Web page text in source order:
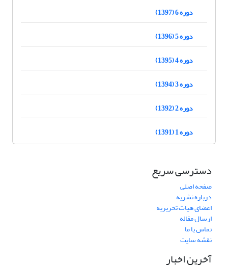
دوره 6 (1397)
دوره 5 (1396)
دوره 4 (1395)
دوره 3 (1394)
دوره 2 (1392)
دوره 1 (1391)
دسترسی سریع
صفحه اصلی
درباره نشریه
اعضای هیات تحریریه
ارسال مقاله
تماس با ما
نقشه سایت
آخرین اخبار